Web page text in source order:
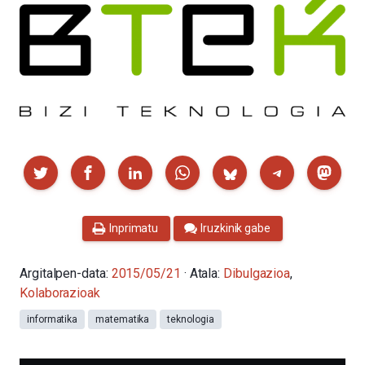
Partekatu
Inprimatu Iruzkinik gabe
Argitalpen-data: 2015/05/21 · Atala: Dibulgazioa,
Kolaborazioak
informatika matematika teknologia